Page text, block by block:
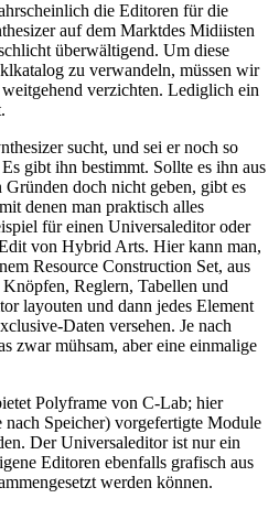
die Editoren für die
auf dem Marktdes Midiisten
überwältigend. Um diese
zu verwandeln, müssen wir
verzichten. Lediglich ein
sucht, und sei er noch so
gibt ihn bestimmt. Sollte es ihn aus
doch nicht geben, gibt es
denen man praktisch alles
für einen Universaleditor oder
von Hybrid Arts. Hier kann man,
Resource Construction Set, aus
Reglern, Tabellen und
layouten und dann jedes Element
Daten versehen. Je nach
zwar mühsam, aber eine einmalige
Polyframe von C-Lab; hier
Speicher) vorgefertigte Module
Der Universaleditor ist nur ein
Editoren ebenfalls grafisch aus
werden können.